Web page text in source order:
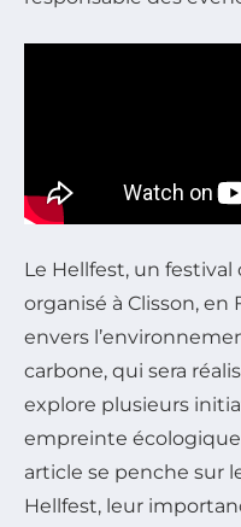
Le Hellfest, un festival
organisé à Clisson, en
envers
carbone, qui sera
explore plusieurs
empreinte écologique
article se penche sur
Hellfest, leur